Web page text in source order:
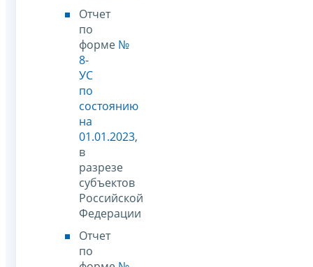
Отчет
по
форме №
8-
УС
по
состоянию
на
01.01.2023,
в
разрезе
субъектов
Российской
Федерации
Отчет
по